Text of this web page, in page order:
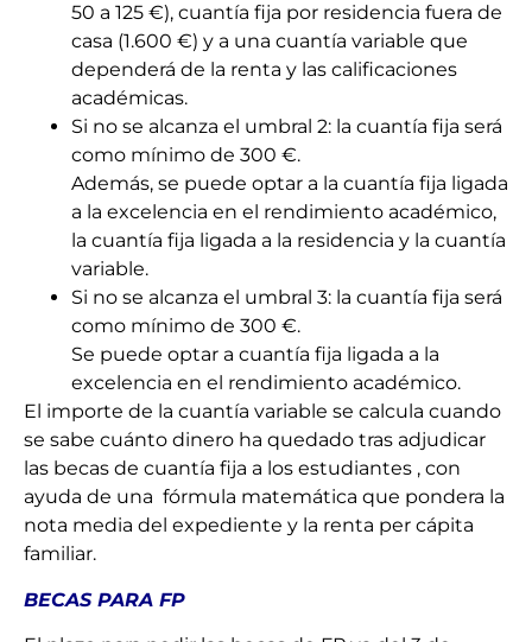
50 a 125 €), cuantía fija por residencia fuera de
casa (1.600 €) y a una cuantía variable que
dependerá de la renta y las calificaciones
académicas.
Si no se alcanza el umbral 2: la cuantía fija será
como mínimo de 300 €.
Además, se puede optar a la cuantía fija ligada
a la excelencia en el rendimiento académico,
la cuantía fija ligada a la residencia y la cuantía
variable.
Si no se alcanza el umbral 3: la cuantía fija será
como mínimo de 300 €.
Se puede optar a cuantía fija ligada a la
excelencia en el rendimiento académico.
El importe de la cuantía variable se calcula cuando
se sabe cuánto dinero ha quedado tras adjudicar
las becas de cuantía fija a los estudiantes , con
ayuda de una fórmula matemática que pondera la
nota media del expediente y la renta per cápita
familiar.
BECAS PARA FP